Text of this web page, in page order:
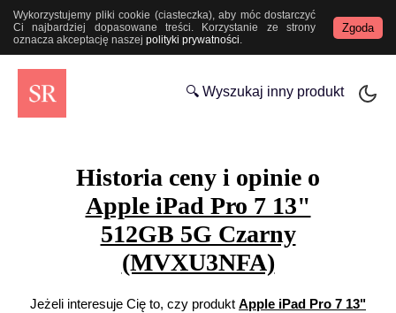
Wykorzystujemy pliki cookie (ciasteczka), aby móc dostarczyć
Ci najbardziej dopasowane treści. Korzystanie ze strony
oznacza akceptację naszej polityki prywatności.
Zgoda
🔍 Wyszukaj inny produkt
Historia ceny i opinie o
Apple iPad Pro 7 13"
512GB 5G Czarny
(MVXU3NFA)
Jeżeli interesuje Cię to, czy produkt Apple iPad Pro 7 13"